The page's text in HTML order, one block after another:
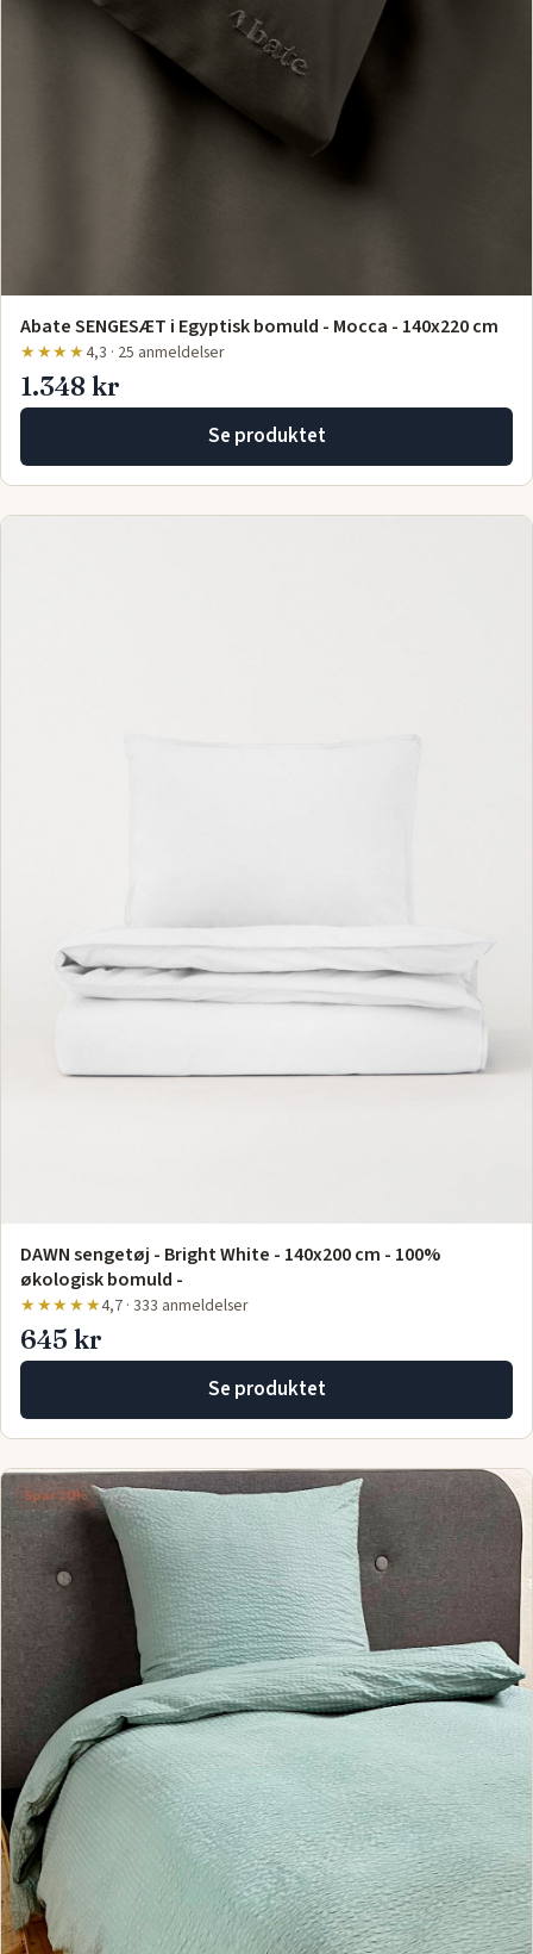
Abate SENGESÆT i Egyptisk bomuld - Mocca - 140x220 cm
★★★★4,3 · 25 anmeldelser
1.348 kr
Se produktet
DAWN sengetøj - Bright White - 140x200 cm - 100%
økologisk bomuld -
★★★★★4,7 · 333 anmeldelser
645 kr
Se produktet
Spar 20%